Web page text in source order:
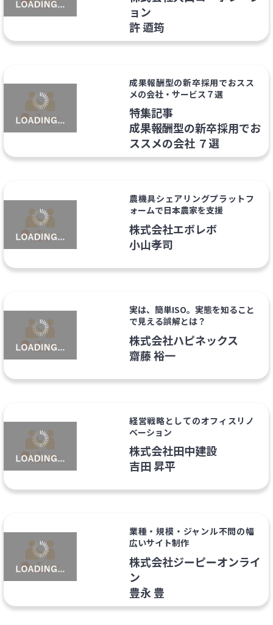
ョン
許 逎筠
成果報酬型の新卒採用でおスス
メの会社・サービス７選
特集記事
成果報酬型の新卒採用でお
ススメの会社 ７選
農機具シェアリングプラットフ
ォームで日本農家を支援
株式会社エボレボ
小山孝司
実は、簡単ISO。実態を知ること
で見える誤解とは？
株式会社ハピネックス
齋藤 裕一
経営戦略としてのオフィスリノ
ベーション
株式会社田中建設
吉田 昇平
業種・規模・ジャンル不問の幅
広いサイト制作
株式会社ジーピーオンライ
ン
豊永 豊